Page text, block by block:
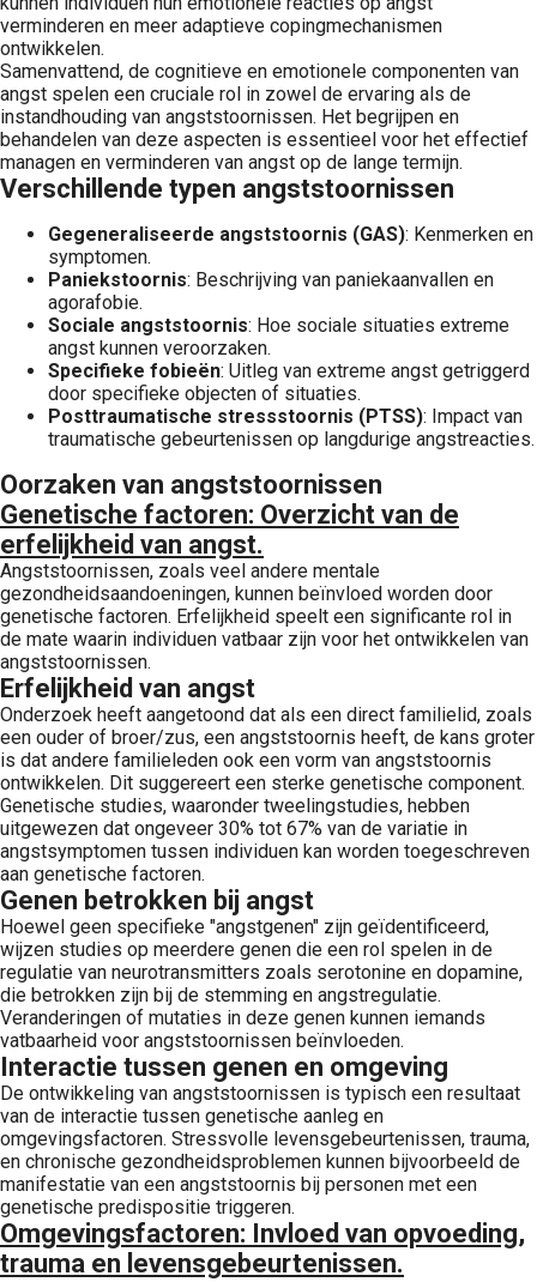
verminderen en meer adaptieve copingmechanismen
ontwikkelen.
Samenvattend, de cognitieve en emotionele componenten van
angst spelen een cruciale rol in zowel de ervaring als de
instandhouding van angststoornissen. Het begrijpen en
behandelen van deze aspecten is essentieel voor het effectief
managen en verminderen van angst op de lange termijn.
Verschillende typen angststoornissen
Gegeneraliseerde angststoornis (GAS): Kenmerken en
symptomen.
Paniekstoornis: Beschrijving van paniekaanvallen en
agorafobie.
Sociale angststoornis: Hoe sociale situaties extreme
angst kunnen veroorzaken.
Specifieke fobieën: Uitleg van extreme angst getriggerd
door specifieke objecten of situaties.
Posttraumatische stressstoornis (PTSS): Impact van
traumatische gebeurtenissen op langdurige angstreacties.
Oorzaken van angststoornissen
Genetische factoren: Overzicht van de
erfelijkheid van angst.
Angststoornissen, zoals veel andere mentale
gezondheidsaandoeningen, kunnen beïnvloed worden door
genetische factoren. Erfelijkheid speelt een significante rol in
de mate waarin individuen vatbaar zijn voor het ontwikkelen van
angststoornissen.
Erfelijkheid van angst
Onderzoek heeft aangetoond dat als een direct familielid, zoals
een ouder of broer/zus, een angststoornis heeft, de kans groter
is dat andere familieleden ook een vorm van angststoornis
ontwikkelen. Dit suggereert een sterke genetische component.
Genetische studies, waaronder tweelingstudies, hebben
uitgewezen dat ongeveer 30% tot 67% van de variatie in
angstsymptomen tussen individuen kan worden toegeschreven
aan genetische factoren.
Genen betrokken bij angst
Hoewel geen specifieke "angstgenen" zijn geïdentificeerd,
wijzen studies op meerdere genen die een rol spelen in de
regulatie van neurotransmitters zoals serotonine en dopamine,
die betrokken zijn bij de stemming en angstregulatie.
Veranderingen of mutaties in deze genen kunnen iemands
vatbaarheid voor angststoornissen beïnvloeden.
Interactie tussen genen en omgeving
De ontwikkeling van angststoornissen is typisch een resultaat
van de interactie tussen genetische aanleg en
omgevingsfactoren. Stressvolle levensgebeurtenissen, trauma,
en chronische gezondheidsproblemen kunnen bijvoorbeeld de
manifestatie van een angststoornis bij personen met een
genetische predispositie triggeren.
Omgevingsfactoren: Invloed van opvoeding,
trauma en levensgebeurtenissen.